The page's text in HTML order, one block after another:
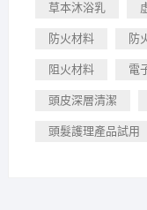
草本沐浴乳
防火材料 防
阻火材料 電
頭皮深層清潔
頭髮護理產品試用